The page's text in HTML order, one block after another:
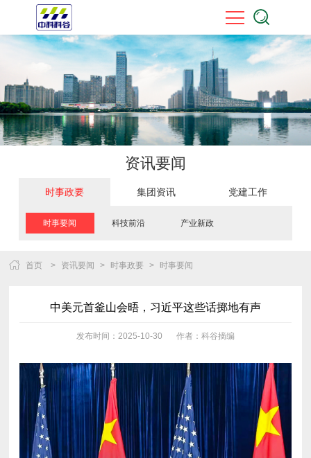
资讯要闻
时事政要 集团资讯 党建工作
时事要闻 科技前沿 产业新政
首页 > 资讯要闻 > 时事政要 > 时事要闻
中美元首釜山会晤，习近平这些话掷地有声
发布时间：2025-10-30 作者：科谷摘编